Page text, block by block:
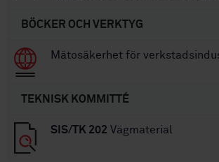
BÖCKER OCH VERKTYG
Mätosäkerhet för
TEKNISK KOMMITTÉ
SIS/TK 202 Vägmaterial